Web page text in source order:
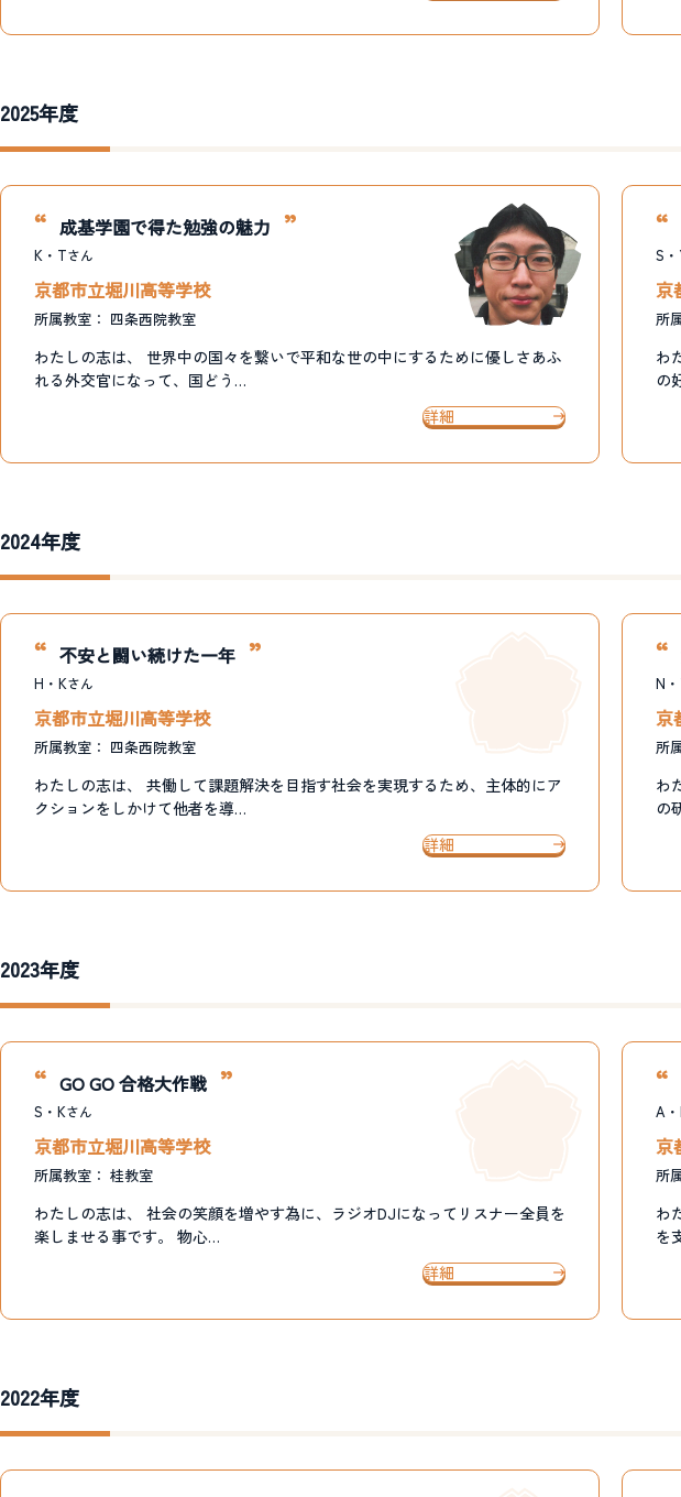
2025年度
成基学園で得た勉強の魅力
K・Tさん
京都市立堀川高等学校
所属教室： 四条西院教室
わたしの志は、 世界中の国々を繋いで平和な世の中にするために優しさあふ
れる外交官になって、国どう…
詳細
S
京
所
わ
の
2024年度
不安と闘い続けた一年
H・Kさん
京都市立堀川高等学校
所属教室： 四条西院教室
わたしの志は、 共働して課題解決を目指す社会を実現するため、主体的にア
クションをしかけて他者を導…
詳細
N
京
所
わ
の
2023年度
GO GO 合格大作戦
S・Kさん
京都市立堀川高等学校
所属教室： 桂教室
わたしの志は、 社会の笑顔を増やす為に、ラジオDJになってリスナー全員を
楽しませる事です。 物心…
詳細
A
京
所
わ
を
2022年度